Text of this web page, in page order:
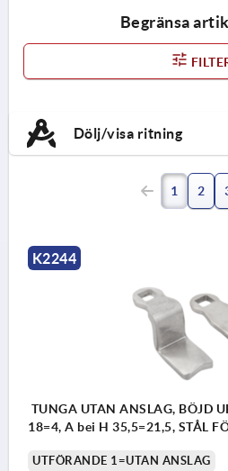
Begränsa
Dölj/visa ritning
1 2
K2244
TUNGA UTAN ANSLAG, BÖJD
18=4, A bei H 35,5=21,5, STÅL
UTFÖRANDE 1=UTAN ANSLAG